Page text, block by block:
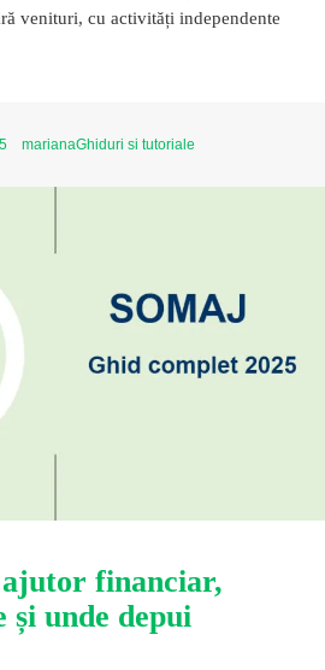
venituri, cu activități independente
Autor
marianaCategorii
Ghiduri si tutoriale
financiar,
și unde depui